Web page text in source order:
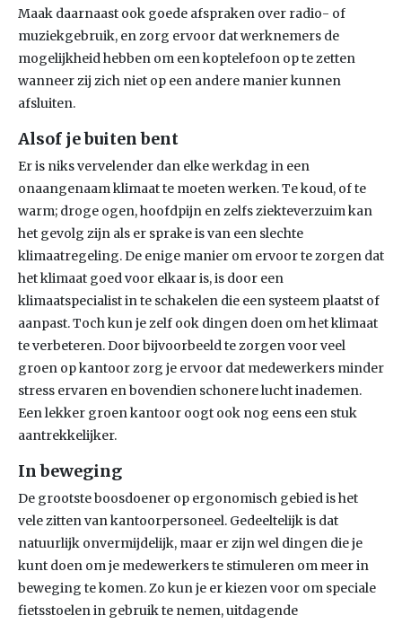
Maak daarnaast ook goede afspraken over radio- of
muziekgebruik, en zorg ervoor dat werknemers de
mogelijkheid hebben om een koptelefoon op te zetten
wanneer zij zich niet op een andere manier kunnen
afsluiten.
Alsof je buiten bent
Er is niks vervelender dan elke werkdag in een
onaangenaam klimaat te moeten werken. Te koud, of te
warm; droge ogen, hoofdpijn en zelfs ziekteverzuim kan
het gevolg zijn als er sprake is van een slechte
klimaatregeling. De enige manier om ervoor te zorgen dat
het klimaat goed voor elkaar is, is door een
klimaatspecialist in te schakelen die een systeem plaatst of
aanpast. Toch kun je zelf ook dingen doen om het klimaat
te verbeteren. Door bijvoorbeeld te zorgen voor veel
groen op kantoor zorg je ervoor dat medewerkers minder
stress ervaren en bovendien schonere lucht inademen.
Een lekker groen kantoor oogt ook nog eens een stuk
aantrekkelijker.
In beweging
De grootste boosdoener op ergonomisch gebied is het
vele zitten van kantoorpersoneel. Gedeeltelijk is dat
natuurlijk onvermijdelijk, maar er zijn wel dingen die je
kunt doen om je medewerkers te stimuleren om meer in
beweging te komen. Zo kun je er kiezen voor om speciale
fietsstoelen in gebruik te nemen, uitdagende